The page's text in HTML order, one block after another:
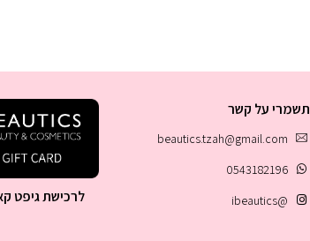
תשמרי על קשר
beautics.tzah@gmail.com
0543182196
@ibeautics
לרכישת גיפט